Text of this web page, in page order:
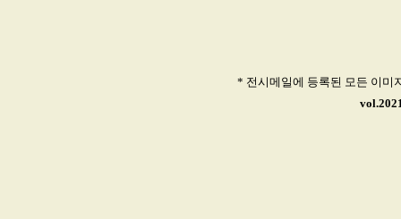
* 전시메일에 등록된 모든 이미